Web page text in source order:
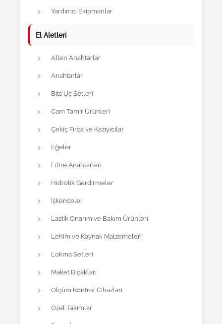
Yardımcı Ekipmanlar
El Aletleri
Allen Anahtarlar
Anahtarlar
Bits Uç Setleri
Cam Tamir Ürünleri
Çekiç Fırça ve Kazıyıcılar
Eğeler
Filtre Anahtarları
Hidrolik Gerdirmeler
İşkenceler
Lastik Onarım ve Bakım Ürünleri
Lehim ve Kaynak Malzemeleri
Lokma Setleri
Maket Bıçakları
Ölçüm Kontrol Cihazları
Özel Takımlar